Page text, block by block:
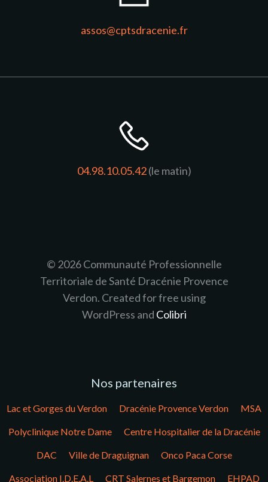
assos@cptsdracenie.fr
04.98.10.05.42(le matin)
© 2026 Communauté Professionnelle
Territoriale de Santé Dracénie Provence
Verdon. Created for free using
WordPress and Colibri
Nos partenaires
Lac et Gorges du Verdon Dracénie Provence Verdon MSA
Polyclinique Notre Dame Centre Hospitalier de la Dracénie
DAC Ville de Draguignan Onco Paca Corse
Association I.D.E.A.L CRT Salernes et Bargemon EHPAD